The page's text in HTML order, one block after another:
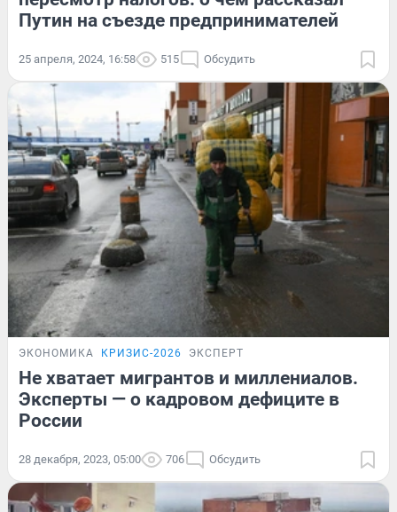
Путин на съезде предпринимателей
25 апреля, 2024, 16:58 515 Обсудить
ЭКОНОМИКА КРИЗИС-2026 ЭКСПЕРТ
Не хватает мигрантов и миллениалов.
Эксперты — о кадровом дефиците в
России
28 декабря, 2023, 05:00 706 Обсудить